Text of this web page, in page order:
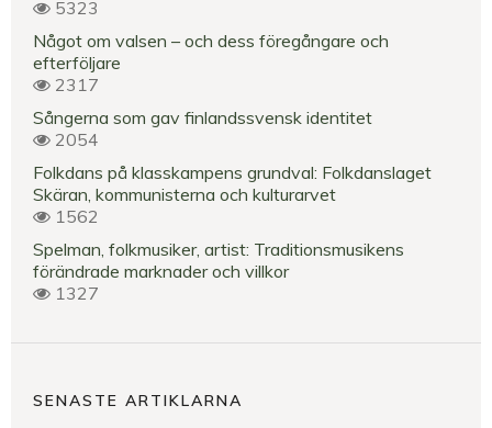
5323
Något om valsen – och dess föregångare och
efterföljare
2317
Sångerna som gav finlandssvensk identitet
2054
Folkdans på klasskampens grundval: Folkdanslaget
Skäran, kommunisterna och kulturarvet
1562
Spelman, folkmusiker, artist: Traditionsmusikens
förändrade marknader och villkor
1327
SENASTE ARTIKLARNA